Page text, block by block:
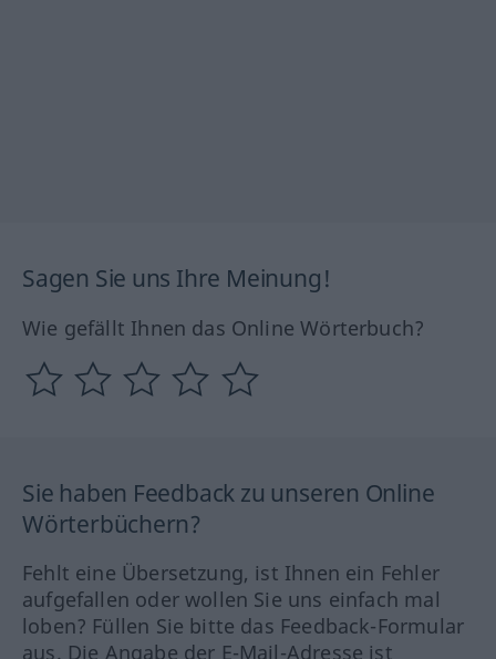
Sagen Sie uns Ihre Meinung!
Wie gefällt Ihnen das Online Wörterbuch?
Sie haben Feedback zu unseren Online
Wörterbüchern?
Fehlt eine Übersetzung, ist Ihnen ein Fehler
aufgefallen oder wollen Sie uns einfach mal
loben? Füllen Sie bitte das Feedback-Formular
aus. Die Angabe der E-Mail-Adresse ist